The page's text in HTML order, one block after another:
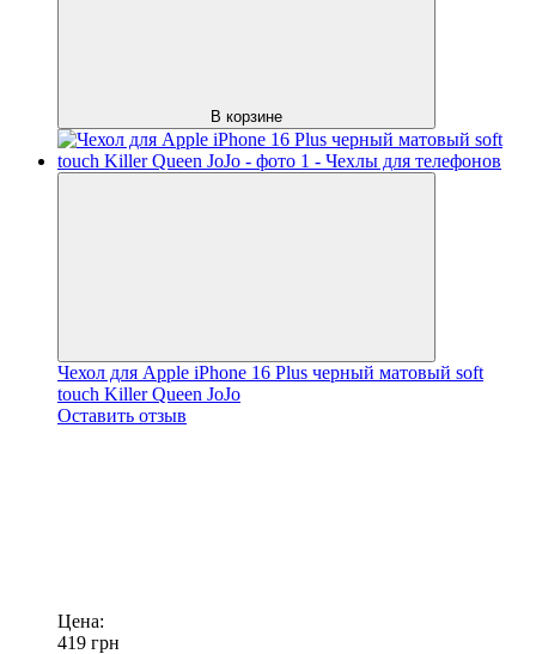
В корзине
Чехол для Apple iPhone 16 Plus черный матовый soft
touch Killer Queen JoJo
Оставить отзыв
Цена:
419 грн